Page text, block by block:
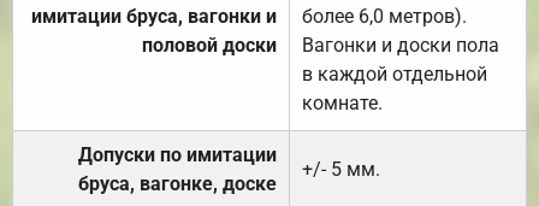
имитации бруса, вагонки и
половой доски
более 6,0 метров).
Вагонки и доски пола
в каждой отдельной
комнате.
Допуски по имитации
бруса, вагонке, доске
+/- 5 мм.